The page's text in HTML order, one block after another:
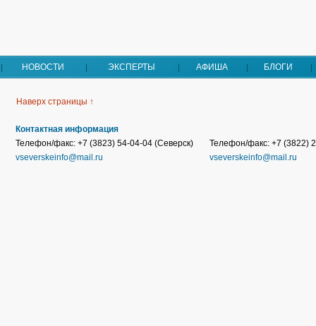
НОВОСТИ ЭКСПЕРТЫ АФИША БЛОГИ
Наверх страницы ↑
Контактная информация
Телефон/факс: +7 (3823) 54-04-04 (Северск)
vseverskeinfo@mail.ru
Телефон/факс: +7 (3822)
vseverskeinfo@mail.ru